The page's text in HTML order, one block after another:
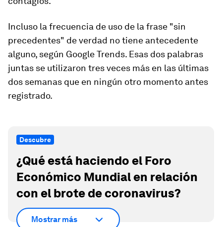
Incluso la frecuencia de uso de la frase "sin
precedentes" de verdad no tiene antecedente
alguno, según Google Trends. Esas dos palabras
juntas se utilizaron tres veces más en las últimas
dos semanas que en ningún otro momento antes
registrado.
Descubre
¿Qué está haciendo el Foro
Económico Mundial en relación
con el brote de coronavirus?
Mostrar más